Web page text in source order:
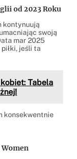
od 2023 Roku
kontynuują
swoją
mar 2025
jeśli ta
Tabela
konsekwentnie